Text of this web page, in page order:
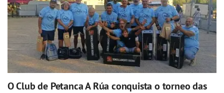
O Club de Petanca A Rúa conquista o torneo das